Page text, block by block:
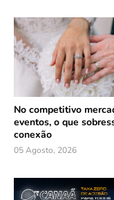
No competitivo
eventos, o que
conexão
05 Agosto, 2026